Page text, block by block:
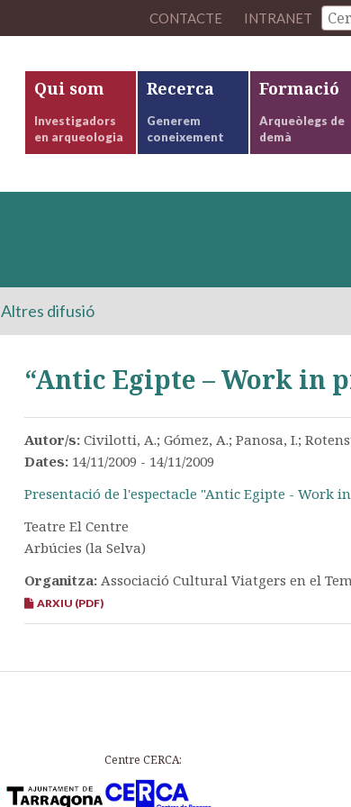
CONTACTE INTRANET
Qui som
Investigadors
en arqueologia
Recerca
Generem
coneixement
Formació
Arqueòlegs de
demà
Altres difusió
“Antic Egipte – Work in
Autor/s: Civilotti, A.; Gómez, A.; Panosa, I.;
Dates: 14/11/2009 - 14/11/2009
Presentació de l'espectacle "Antic Egipte - Work
Teatre El Centre
Arbúcies (la Selva)
Organitza: Associació Cultural Viatgers en el
ARXIU (PDF)
Centre CERCA: